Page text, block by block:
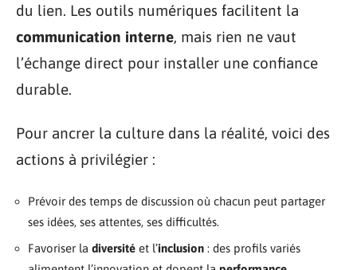
du lien. Les outils numériques facilitent la
communication interne, mais rien ne vaut
l’échange direct pour installer une confiance
durable.
Pour ancrer la culture dans la réalité, voici des
actions à privilégier :
Prévoir des temps de discussion où chacun peut partager
ses idées, ses attentes, ses difficultés.
Favoriser la diversité et l’inclusion : des profils variés